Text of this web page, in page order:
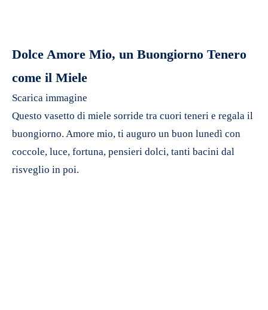
Dolce Amore Mio, un Buongiorno Tenero
come il Miele
Scarica immagine
Questo vasetto di miele sorride tra cuori teneri e regala il
buongiorno. Amore mio, ti auguro un buon lunedì con
coccole, luce, fortuna, pensieri dolci, tanti bacini dal
risveglio in poi.